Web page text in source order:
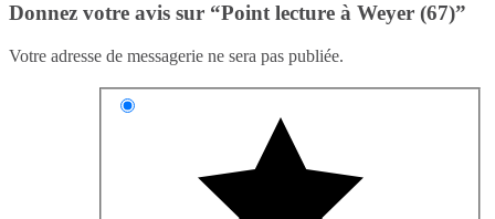
Donnez votre avis sur “Point lecture à Weyer (67)”
Votre adresse de messagerie ne sera pas publiée.